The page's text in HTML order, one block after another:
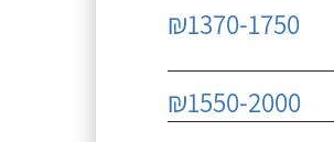
₪1370-1750
₪1550-2000